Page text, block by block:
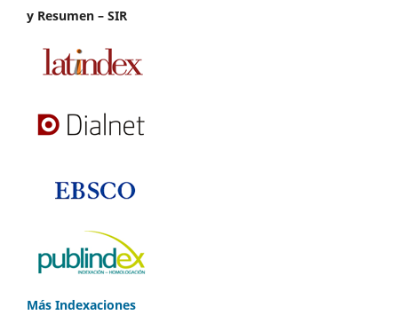
y Resumen – SIR
Más Indexaciones